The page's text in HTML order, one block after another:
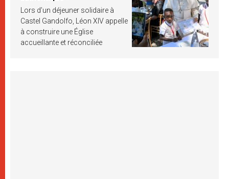
Lors d’un déjeuner solidaire à
Castel Gandolfo, Léon XIV appelle
à construire une Église
accueillante et réconciliée